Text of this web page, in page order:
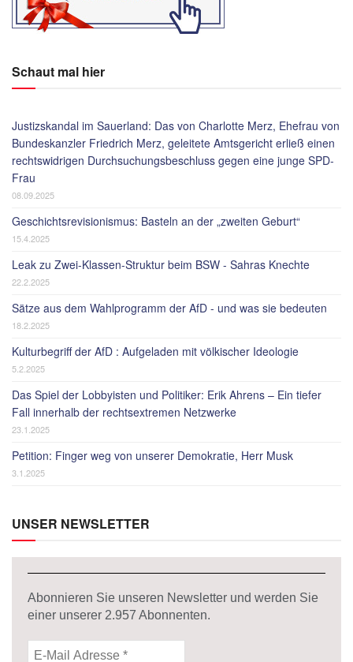
Schaut mal hier
Justizskandal im Sauerland: Das von Charlotte Merz, Ehefrau von
Bundeskanzler Friedrich Merz, geleitete Amtsgericht erließ einen
rechtswidrigen Durchsuchungsbeschluss gegen eine junge SPD-
Frau
08.09.2025
Geschichtsrevisionismus: Basteln an der „zweiten Geburt“
15.4.2025
Leak zu Zwei-Klassen-Struktur beim BSW - Sahras Knechte
22.2.2025
Sätze aus dem Wahlprogramm der AfD - und was sie bedeuten
18.2.2025
Kulturbegriff der AfD : Aufgeladen mit völkischer Ideologie
5.2.2025
Das Spiel der Lobbyisten und Politiker: Erik Ahrens – Ein tiefer
Fall innerhalb der rechtsextremen Netzwerke
23.1.2025
Petition: Finger weg von unserer Demokratie, Herr Musk
3.1.2025
UNSER NEWSLETTER
Abonnieren Sie unseren Newsletter und werden Sie
einer unserer 2.957 Abonnenten.